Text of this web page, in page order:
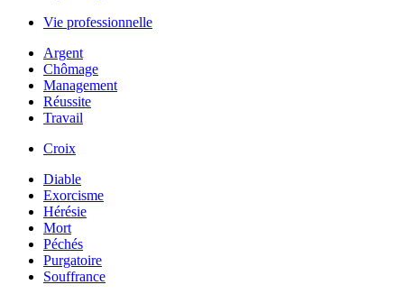
Vie professionnelle
Argent
Chômage
Management
Réussite
Travail
Croix
Diable
Exorcisme
Hérésie
Mort
Péchés
Purgatoire
Souffrance